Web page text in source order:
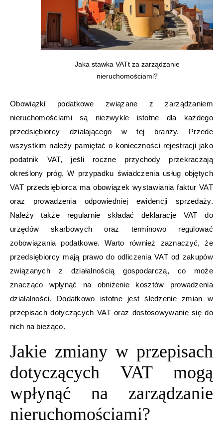
Jaka stawka VATt za zarządzanie
nieruchomościami?
Obowiązki podatkowe związane z zarządzaniem
nieruchomościami są niezwykle istotne dla każdego
przedsiębiorcy działającego w tej branży. Przede
wszystkim należy pamiętać o konieczności rejestracji jako
podatnik VAT, jeśli roczne przychody przekraczają
określony próg. W przypadku świadczenia usług objętych
VAT przedsiębiorca ma obowiązek wystawiania faktur VAT
oraz prowadzenia odpowiedniej ewidencji sprzedaży.
Należy także regularnie składać deklaracje VAT do
urzędów skarbowych oraz terminowo regulować
zobowiązania podatkowe. Warto również zaznaczyć, że
przedsiębiorcy mają prawo do odliczenia VAT od zakupów
związanych z działalnością gospodarczą, co może
znacząco wpłynąć na obniżenie kosztów prowadzenia
działalności. Dodatkowo istotne jest śledzenie zmian w
przepisach dotyczących VAT oraz dostosowywanie się do
nich na bieżąco.
Jakie zmiany w przepisach
dotyczących VAT mogą
wpłynąć na zarządzanie
nieruchomościami?